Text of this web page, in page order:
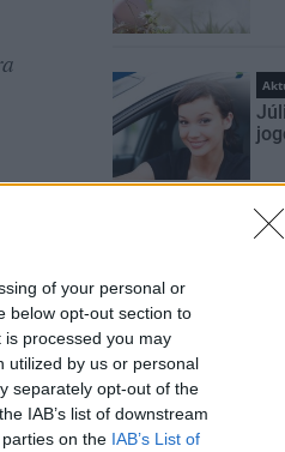
of your personal or
below opt-out section to
processed you may
utilized by us or personal
separately opt-out of the
IAB’s list of downstream
on the IAB’s List of